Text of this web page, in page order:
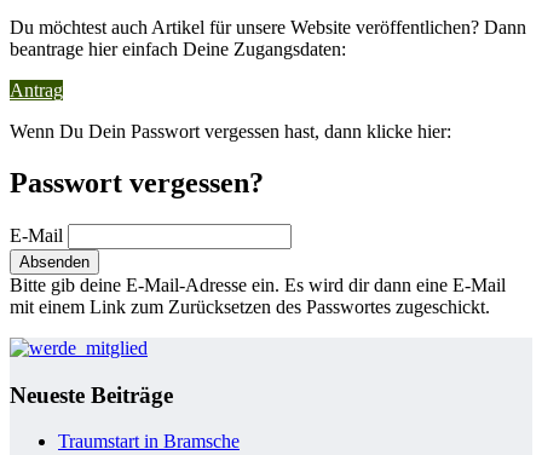
Du möchtest auch Artikel für unsere Website veröffentlichen? Dann
beantrage hier einfach Deine Zugangsdaten:
Antrag
Wenn Du Dein Passwort vergessen hast, dann klicke hier:
Passwort vergessen?
E-Mail
Bitte gib deine E-Mail-Adresse ein. Es wird dir dann eine E-Mail
mit einem Link zum Zurücksetzen des Passwortes zugeschickt.
Neueste Beiträge
Traumstart in Bramsche